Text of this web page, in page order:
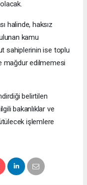
halinde, haksız
kamu
sahiplerinin ise toplu
mağdur edilmemesi
belirtilen
bakanlıklar ve
işlemlere